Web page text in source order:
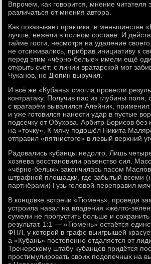
Впрочем, как говорится, мнение читателя
различаться от мнения автора.
Как показывает практика, в меньшинстве
лучше, нежели в полном составе. И
тайме гости, несмотря на удаление
не отсиживались, прибрав инициативу к
перед этим «чёрно-белые» имели ещё
открыть счёт: с линии вратарской мог
Чуканов, но Дюпин выручил.
И всё же «Кубань» смогла провести
контратаку. Получив пас из глубины поля,
с вратарём вывалился Алейник,
и уже готовился нанести удар в пустые
подсечку от Обухова. Арбитр Борисов без
на «точку». К мячу подошёл Никита
отправил «пятнистого» в левый верхний
Радовались кубанцы недолго. Лишь
хозяева восстановили равенство сил.
«чёрно-белых» закончилась пасом
штрафной площадки, где забытый всеми
партнёрами) Гузь головой переправил мяч
В концовке встречи «Тюмень», проведя
устроила навал на владения «жёлто-
сумели не пропустить больше и
результат. 1:1 — «Тюмень» остаётся
ФНЛ, у которой в графе выигрышей
а «Кубань» постепенно отдаляется от
Тренерскому штабу кубанцев придётся
простимулировать своих подопечных на